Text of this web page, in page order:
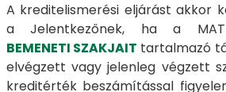
A kreditelismerési eljárást akkor
a Jelentkezőnek, ha a
BEMENETI SZAKJAIT tartalmazó
elvégzett vagy jelenleg végzett
kreditérték beszámítással